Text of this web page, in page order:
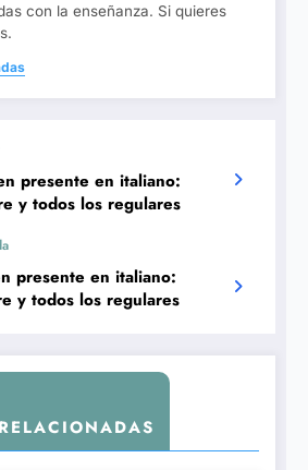
con la enseñanza. Si quieres
presente en italiano:
y todos los regulares
presente en italiano:
y todos los regulares